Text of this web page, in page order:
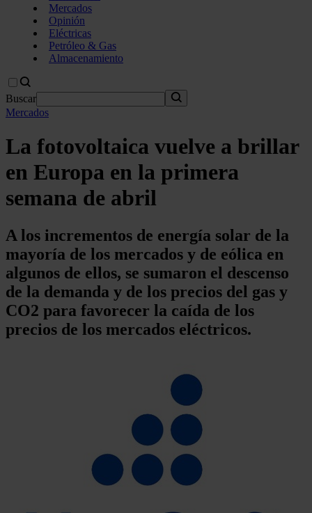
Mercados
Opinión
Eléctricas
Petróleo & Gas
Almacenamiento
Buscar
Mercados
La fotovoltaica vuelve a brillar
en Europa en la primera
semana de abril
A los incrementos de energía solar de la
mayoría de los mercados y de eólica en
algunos de ellos, se sumaron el descenso
de la demanda y de los precios del gas y
CO2 para favorecer la caída de los
precios de los mercados eléctricos.